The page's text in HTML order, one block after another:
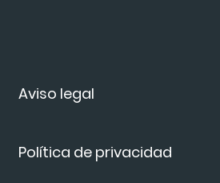
Aviso legal
Política de privacidad